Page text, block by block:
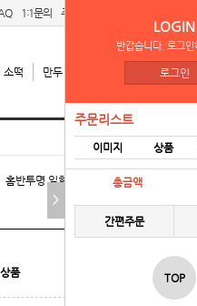
1:1문의 주문리스트
소떡 만두
홈반투명 일회용숟가락 > 공산품
LOGIN
반갑습니다. 로그인
로그인
주문리스트
이미지 상품
총금액
간편주문
TOP
>
품